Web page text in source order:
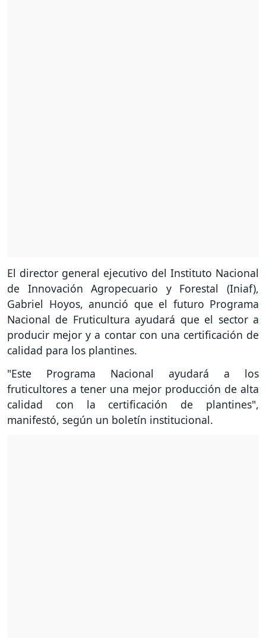
El director general ejecutivo del Instituto Nacional
de Innovación Agropecuario y Forestal (Iniaf),
Gabriel Hoyos, anunció que el futuro Programa
Nacional de Fruticultura ayudará que el sector a
producir mejor y a contar con una certificación de
calidad para los plantines.
"Este Programa Nacional ayudará a los
fruticultores a tener una mejor producción de alta
calidad con la certificación de plantines",
manifestó, según un boletín institucional.